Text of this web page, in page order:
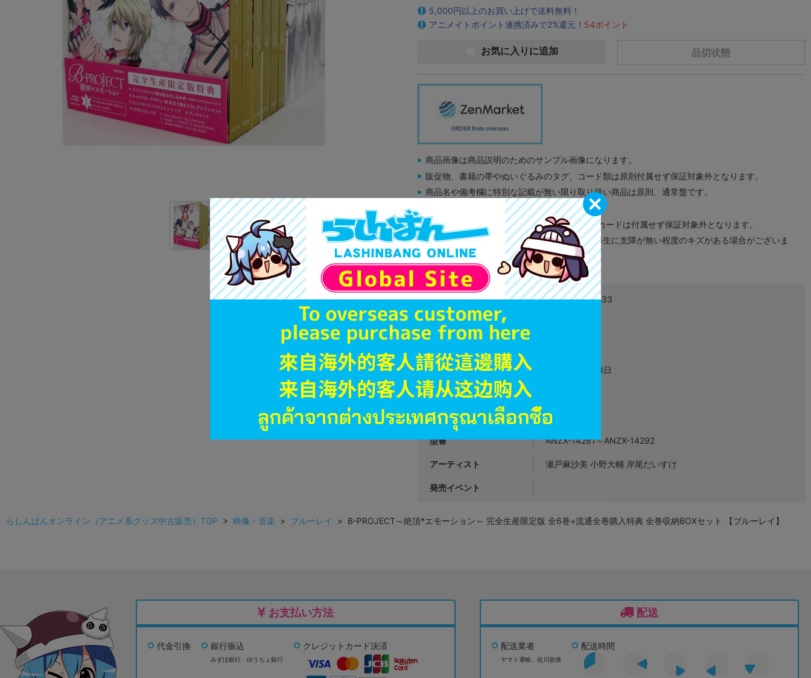
5,000円以上のお買い上げで送料無料！
アニメイトポイント連携済みで2%還元！ 54ポイント
品切状態
お気に入りに追加
商品画像は商品説明のためのサンプル画像になります。
販促物、書籍の帯やぬいぐるみのタグ、コード類は原則付属せず保証対象外となります。
商品名や備考欄に特別な記載が無い限り取り扱い商品は原則、通常盤です。
「電池」は原則として保証対象外となります。
ゲーム機本体には、SDカードなどのメモリーカードは付属せず保証対象外となります。
ディスク類の読み取り面のキズに関しまして再生に支障が無い程度のキズがある場合がございま
す。
※詳細につきましてはコチラ
JANコード 4534530115133
商品番号
商品カテゴリ
発売日 2019年08月28日
枚数
属性 アニメ
型番 ANZX-14281～ANZX-14292
アーティスト 瀬戸麻沙美 小野大輔 岸尾だいすけ
発売イベント
らしんばんオンライン（アニメ系グッズ中古販売）TOP > 映像・音楽 > ブルーレイ > B-PROJECT～絶頂*エモーション～ 完全生産限定版 全6巻+流通全巻購入特典 全巻収納BOXセット 【ブルーレイ】
お支払い方法
代金引換 銀行振込
みずほ銀行、 ゆうちょ銀行
クレジットカード決済
配送
配送業者
ヤマト運輸、佐川急便
配送時間